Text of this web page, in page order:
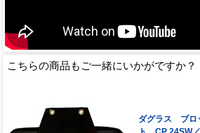
こちらの商品もご一緒にいかがですか？
ダグラス ブロ